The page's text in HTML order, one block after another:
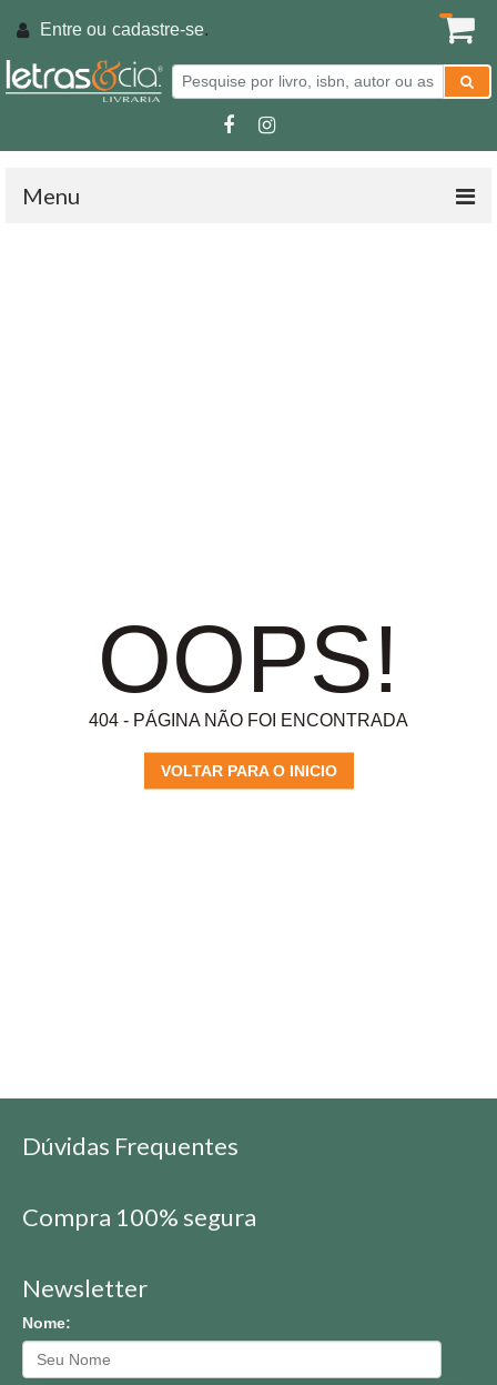
Entre ou cadastre-se.
Menu
OOPS!
404 - PÁGINA NÃO FOI ENCONTRADA
VOLTAR PARA O INICIO
Dúvidas Frequentes
Compra 100% segura
Newsletter
Nome: